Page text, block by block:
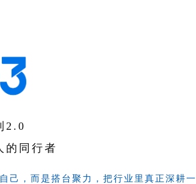
2.0
的同行者
己，而是搭台聚力，把行业里真正深耕一